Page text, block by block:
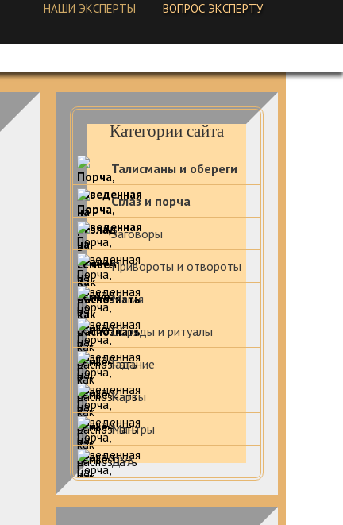
НАШИ ЭКСПЕРТЫ ВОПРОС ЭКСПЕРТУ
Категории сайта
Талисманы и обереги
Сглаз и порча
Заговоры
Привороты и отвороты
Магия
Обряды и ритуалы
Гадание
Карты
Мантры
ДУА